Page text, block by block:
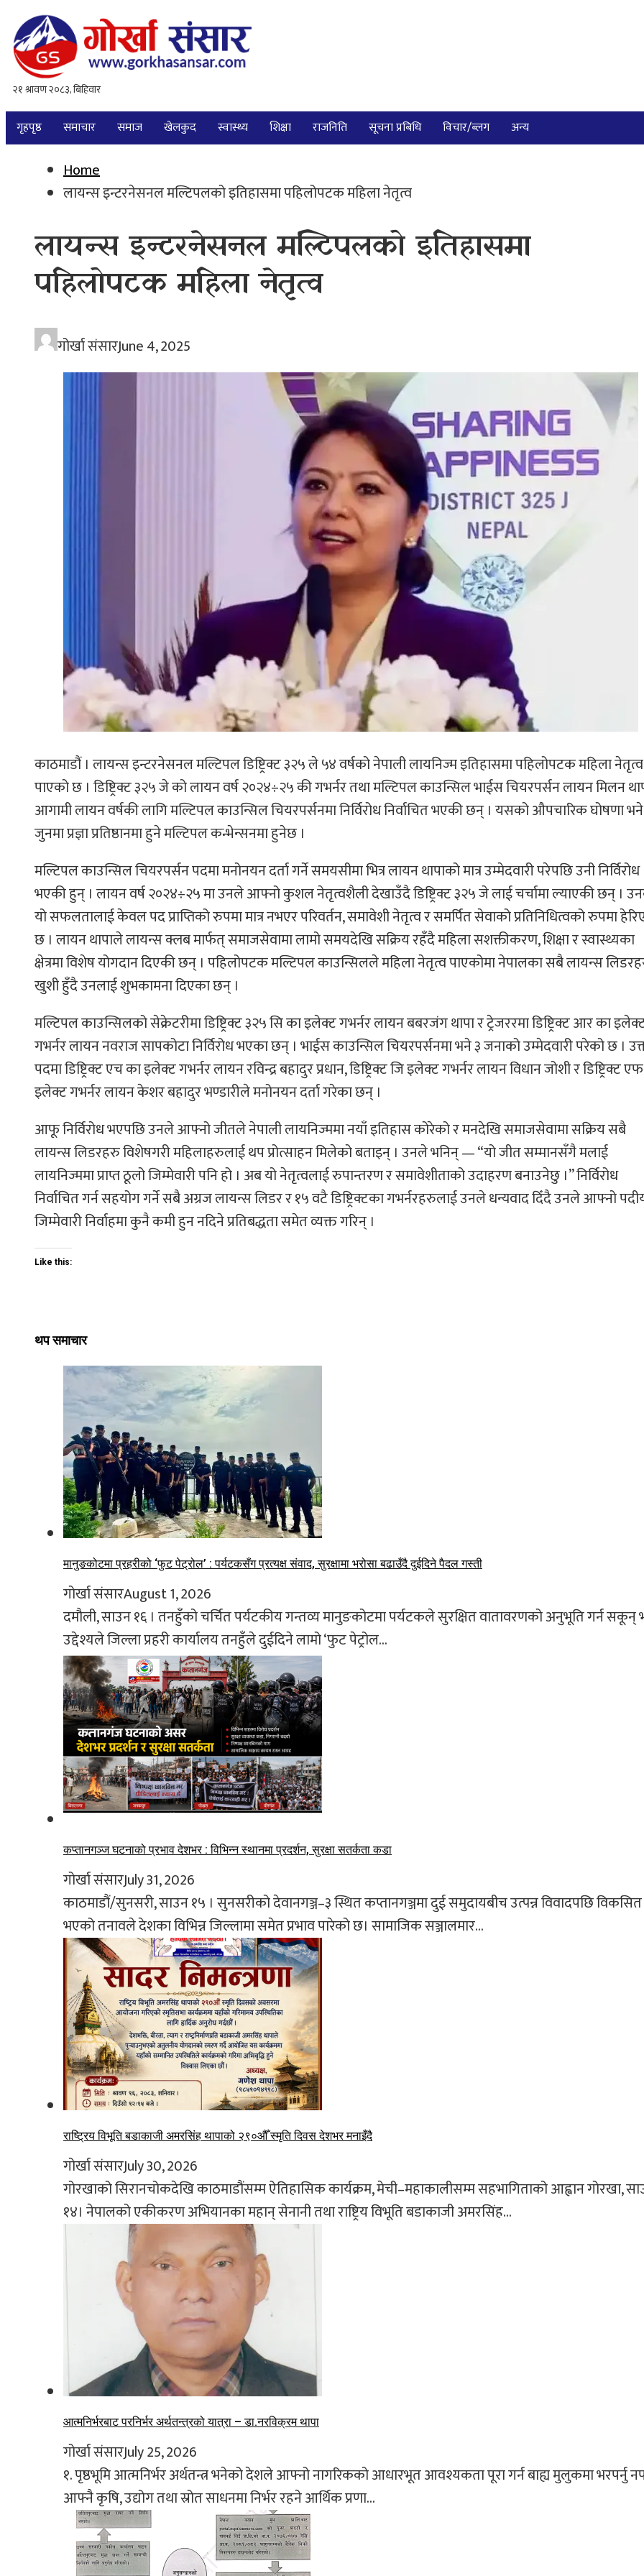
गृहपृष्ठ समाचार समाज खेलकुद स्वास्थ्य शिक्षा राजनिति सूचना प्रबिधि विचार/ब्लग अन्य
Home
लायन्स इन्टरनेसनल मल्टिपलको इतिहासमा पहिलोपटक महिला नेतृत्व
लायन्स इन्टरनेसनल मल्टिपलको इतिहासमा
पहिलोपटक महिला नेतृत्व
गोर्खा संसारJune 4, 2025
काठमाडौं । लायन्स इन्टरनेसनल मल्टिपल डिष्ट्रिक्ट ३२५ ले ५४ वर्षको नेपाली लायनिज्म इतिहासमा पहिलोपटक महिला नेतृत्व
पाएको छ । डिष्ट्रिक्ट ३२५ जे को लायन वर्ष २०२४÷२५ की गभर्नर तथा मल्टिपल काउन्सिल भाईस चियरपर्सन लायन मिलन
आगामी लायन वर्षकी लागि मल्टिपल काउन्सिल चियरपर्सनमा निर्विरोध निर्वाचित भएकी छन् । यसको औपचारिक घोषणा
जुनमा प्रज्ञा प्रतिष्ठानमा हुने मल्टिपल कन्भेन्सनमा हुनेछ ।
मल्टिपल काउन्सिल चियरपर्सन पदमा मनोनयन दर्ता गर्ने समयसीमा भित्र लायन थापाको मात्र उम्मेदवारी परेपछि उनी निर्विरोध
भएकी हुन् । लायन वर्ष २०२४÷२५ मा उनले आफ्नो कुशल नेतृत्वशैली देखाउँदै डिष्ट्रिक्ट ३२५ जे लाई चर्चामा ल्याएकी छन् ।
यो सफलतालाई केवल पद प्राप्तिको रुपमा मात्र नभएर परिवर्तन, समावेशी नेतृत्व र समर्पित सेवाको प्रतिनिधित्वको रुपमा
छ । लायन थापाले लायन्स क्लब मार्फत् समाजसेवामा लामो समयदेखि सक्रिय रहँदै महिला सशक्तीकरण, शिक्षा र स्वास्थ्यका
क्षेत्रमा विशेष योगदान दिएकी छन् । पहिलोपटक मल्टिपल काउन्सिलले महिला नेतृत्व पाएकोमा नेपालका सबै लायन्स
खुशी हुँदै उनलाई शुभकामना दिएका छन् ।
मल्टिपल काउन्सिलको सेक्रेटरीमा डिष्ट्रिक्ट ३२५ सि का इलेक्ट गभर्नर लायन बबरजंग थापा र ट्रेजररमा डिष्ट्रिक्ट आर का
गभर्नर लायन नवराज सापकोटा निर्विरोध भएका छन् । भाईस काउन्सिल चियरपर्सनमा भने ३ जनाको उम्मेदवारी परेको छ ।
पदमा डिष्ट्रिक्ट एच का इलेक्ट गभर्नर लायन रविन्द्र बहादुर प्रधान, डिष्ट्रिक्ट जि इलेक्ट गभर्नर लायन विधान जोशी र डिष्ट्रिक्ट
इलेक्ट गभर्नर लायन केशर बहादुर भण्डारीले मनोनयन दर्ता गरेका छन् ।
आफू निर्विरोध भएपछि उनले आफ्नो जीतले नेपाली लायनिज्ममा नयाँ इतिहास कोरेको र मनदेखि समाजसेवामा सक्रिय सबै
लायन्स लिडरहरु विशेषगरी महिलाहरुलाई थप प्रोत्साहन मिलेको बताइन् । उनले भनिन् — “यो जीत सम्मानसँगै मलाई
लायनिज्ममा प्राप्त ठूलो जिम्मेवारी पनि हो । अब यो नेतृत्वलाई रुपान्तरण र समावेशीताको उदाहरण बनाउनेछु ।” निर्विरोध
निर्वाचित गर्न सहयोग गर्ने सबै अग्रज लायन्स लिडर र १५ वटै डिष्ट्रिक्टका गभर्नरहरुलाई उनले धन्यवाद दिँदै उनले आफ्नो
जिम्मेवारी निर्वाहमा कुनै कमी हुन नदिने प्रतिबद्धता समेत व्यक्त गरिन् ।
Like this:
थप समाचार
मानुङकोटमा प्रहरीको ‘फुट पेट्रोल’ : पर्यटकसँग प्रत्यक्ष संवाद, सुरक्षामा भरोसा बढाउँदै दुईदिने पैदल गस्ती
गोर्खा संसारAugust 1, 2026
दमौली, साउन १६ । तनहुँको चर्चित पर्यटकीय गन्तव्य मानुङकोटमा पर्यटकले सुरक्षित वातावरणको अनुभूति गर्न सकून्
उद्देश्यले जिल्ला प्रहरी कार्यालय तनहुँले दुईदिने लामो ‘फुट पेट्रोल...
कप्तानगञ्ज घटनाको प्रभाव देशभर : विभिन्न स्थानमा प्रदर्शन, सुरक्षा सतर्कता कडा
गोर्खा संसारJuly 31, 2026
काठमाडौं/सुनसरी, साउन १५ । सुनसरीको देवानगञ्ज–३ स्थित कप्तानगञ्जमा दुई समुदायबीच उत्पन्न विवादपछि विकसित
भएको तनावले देशका विभिन्न जिल्लामा समेत प्रभाव पारेको छ। सामाजिक सञ्जालमार...
राष्ट्रिय विभूति बडाकाजी अमरसिंह थापाको २९०औँ स्मृति दिवस देशभर मनाइँदै
गोर्खा संसारJuly 30, 2026
गोरखाको सिरानचोकदेखि काठमाडौंसम्म ऐतिहासिक कार्यक्रम, मेची–महाकालीसम्म सहभागिताको आह्वान गोरखा,
१४। नेपालको एकीकरण अभियानका महान् सेनानी तथा राष्ट्रिय विभूति बडाकाजी अमरसिंह...
आत्मनिर्भरबाट परनिर्भर अर्थतन्त्रको यात्रा – डा.नरविक्रम थापा
गोर्खा संसारJuly 25, 2026
१. पृष्ठभूमि आत्मनिर्भर अर्थतन्त्र भनेको देशले आफ्नो नागरिकको आधारभूत आवश्यकता पूरा गर्न बाह्य मुलुकमा भरपर्नु
आफ्नै कृषि, उद्योग तथा स्रोत साधनमा निर्भर रहने आर्थिक प्रणा...